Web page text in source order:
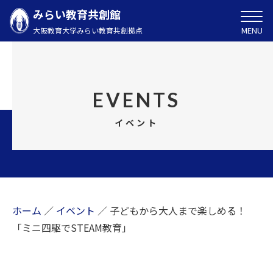
みらい教育共創館
大阪教育大学みらい教育共創拠点 MENU
EVENTS
イベント
ホーム ／ イベント ／ 子どもから大人まで楽しめる！
「ミニ四駆でSTEAM教育」